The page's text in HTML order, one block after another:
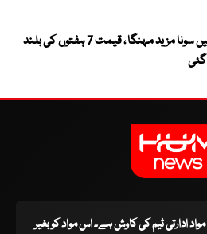
عالمی مارکیٹ میں سونا مزید مہنگا ، قیمت 7 ہفتوں کی بلند
گئی
مواد ادارتی ٹیم کی کاوش ہے۔ اس مواد کو بغیر